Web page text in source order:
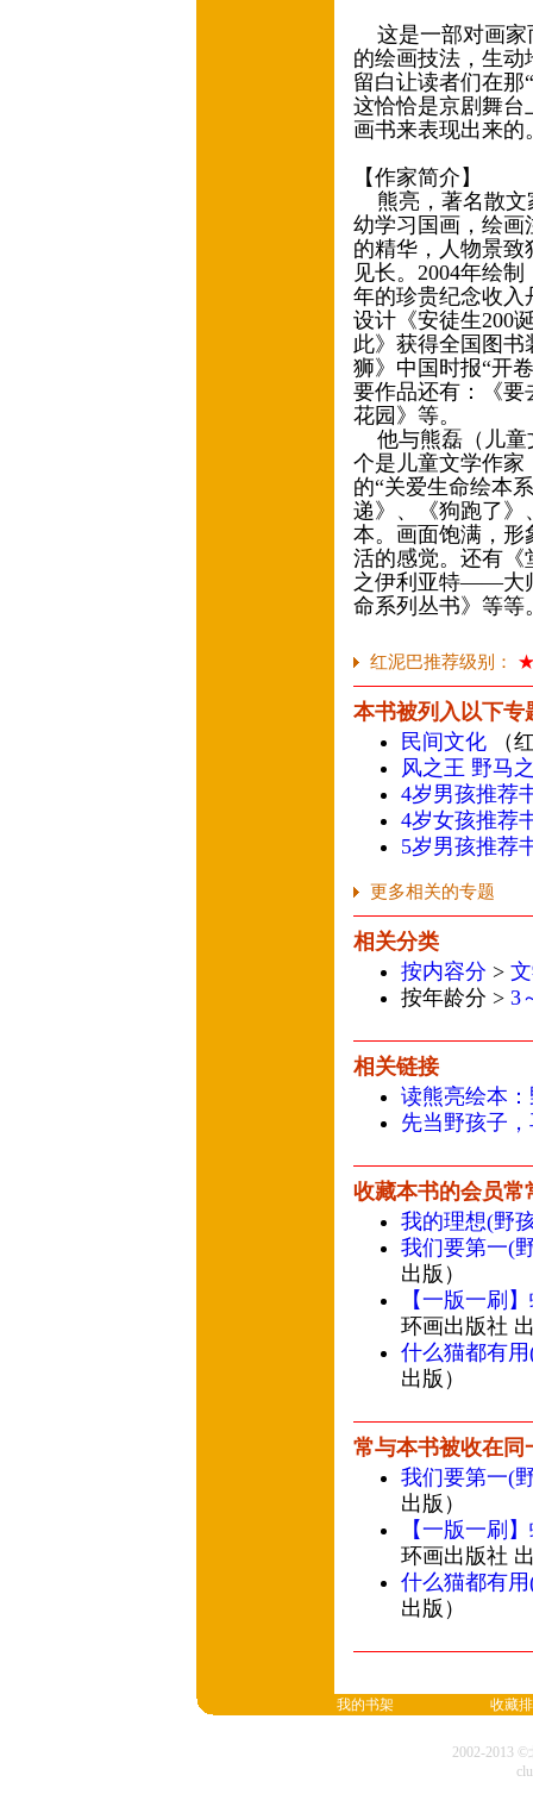
这是一部对画家
的绘画技法，生
留白让读者们在那
这恰恰是京剧舞台
画书来表现出来
【作家简介】
熊亮，著名散文
幼学习国画，绘画
的精华，人物景
见长。2004年绘
年的珍贵纪念收入
设计《安徒生200
此》获得全国图书
狮》中国时报“开
要作品还有：《要
花园》等。
他与熊磊（儿童
个是儿童文学作家
的“关爱生命绘本
递》、《狗跑了》
本。画面饱满，形
活的感觉。还有
之伊利亚特——大
命系列丛书》等等
红泥巴推荐级别：
本书被列入以下专
民间文化 （
风之王 野马
4岁男孩推荐
4岁女孩推荐
5岁男孩推荐
更多相关的专题
相关分类
按内容分 >
按年龄分 > 3
相关链接
读熊亮绘本
先当野孩子
收藏本书的会员常
我的理想(野
我们要第一(
出版）
【一版一刷
环画出版社
什么猫都有
出版）
常与本书被收在同
我们要第一(
出版）
【一版一刷
环画出版社
什么猫都有
出版）
我的书架 收藏
2002-2013